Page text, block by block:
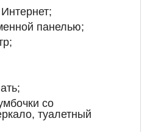
панелью;
со
туалетный